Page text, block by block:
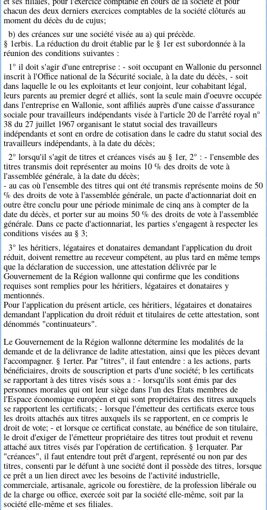
chacun des deux derniers exercices comptables de la société clôturés au
moment du décès du de cujus;
b) des créances sur une société visée au a) qui précède.
§ 1erbis. La réduction du droit établie par le § 1er est subordonnée à la
réunion des conditions suivantes :
1° il doit s'agir d'une entreprise : - soit occupant en Wallonie du personnel
inscrit à l'Office national de la Sécurité sociale, à la date du décès, - soit
dans laquelle le ou les exploitants et leur conjoint, leur cohabitant légal,
leurs parents au premier degré et alliés, sont la seule main d'oeuvre occupée
dans l'entreprise en Wallonie, sont affiliés auprès d'une caisse d'assurance
sociale pour travailleurs indépendants visée à l'article 20 de l'arrêté royal n°
38 du 27 juillet 1967 organisant le statut social des travailleurs
indépendants et sont en ordre de cotisation dans le cadre du statut social des
travailleurs indépendants, à la date du décès;
2° lorsqu'il s'agit de titres et créances visés au § 1er, 2° : - l'ensemble des
titres transmis doit représenter au moins 10 % des droits de vote à
l'assemblée générale, à la date du décès;
- au cas où l'ensemble des titres qui ont été transmis représente moins de 50
% des droits de vote à l'assemblée générale, un pacte d'actionnariat doit en
outre être conclu pour une période minimale de cinq ans à compter de la
date du décès, et porter sur au moins 50 % des droits de vote à l'assemblée
générale. Dans ce pacte d'actionnariat, les parties s'engagent à respecter les
conditions visées au § 3;
3° les héritiers, légataires et donataires demandant l'application du droit
réduit, doivent remettre au receveur compétent, au plus tard en même temps
que la déclaration de succession, une attestation délivrée par le
Gouvernement de la Région wallonne qui confirme que les conditions
requises sont remplies pour les héritiers, légataires et donataires y
mentionnés.
Pour l'application du présent article, ces héritiers, légataires et donataires
demandant l'application du droit réduit et titulaires de cette attestation, sont
dénommés "continuateurs".
Le Gouvernement de la Région wallonne détermine les modalités de la
demande et de la délivrance de ladite attestation, ainsi que les pièces devant
l'accompagner. § 1erter. Par "titres", il faut entendre : a les actions, parts
bénéficiaires, droits de souscription et parts d'une société; b les certificats
se rapportant à des titres visés sous a : - lorsqu'ils sont émis par des
personnes morales qui ont leur siège dans l'un des Etats membres de
l'Espace économique européen et qui sont propriétaires des titres auxquels
se rapportent les certificats; - lorsque l'émetteur des certificats exerce tous
les droits attachés aux titres auxquels ils se rapportent, en ce compris le
droit de vote; - et lorsque ce certificat constate, au bénéfice de son titulaire,
le droit d'exiger de l'émetteur propriétaire des titres tout produit et revenu
attaché aux titres visés par l'opération de certification. § 1erquater. Par
"créances", il faut entendre tout prêt d'argent, représenté ou non par des
titres, consenti par le défunt à une société dont il possède des titres, lorsque
ce prêt a un lien direct avec les besoins de l'activité industrielle,
commerciale, artisanale, agricole ou forestière, de la profession libérale ou
de la charge ou office, exercée soit par la société elle-même, soit par la
société elle-même et ses filiales.